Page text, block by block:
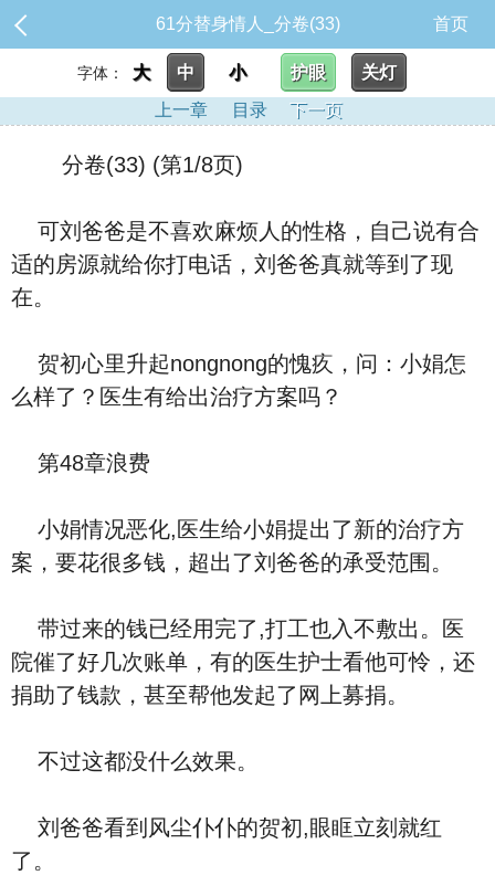
61分替身情人_分卷(33) 首页
字体： 大 中 小 护眼
关灯
上一章
目录 下一页
分卷(33) (第1/8页)
可刘爸爸是不喜欢麻烦人的性格，自己说有合
适的房源就给你打电话，刘爸爸真就等到了现
在。
贺初心里升起nongnong的愧疚，问：小娟怎
么样了？医生有给出治疗方案吗？
第48章浪费
小娟情况恶化,医生给小娟提出了新的治疗方
案，要花很多钱，超出了刘爸爸的承受范围。
带过来的钱已经用完了,打工也入不敷出。医
院催了好几次账单，有的医生护士看他可怜，还
捐助了钱款，甚至帮他发起了网上募捐。
不过这都没什么效果。
刘爸爸看到风尘仆仆的贺初,眼眶立刻就红
了。